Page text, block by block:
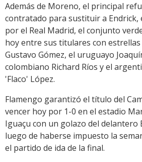
Además de Moreno, el principal
contratado para sustituir a Endrick,
por el Real Madrid, el conjunto
hoy entre sus titulares con
Gustavo Gómez, el uruguayo
colombiano Richard Ríos y el
'Flaco' López.
Flamengo garantizó el título del
vencer hoy por 1-0 en el estadio
Iguaçu con un golazo del
luego de haberse impuesto la
el partido de ida de la final.